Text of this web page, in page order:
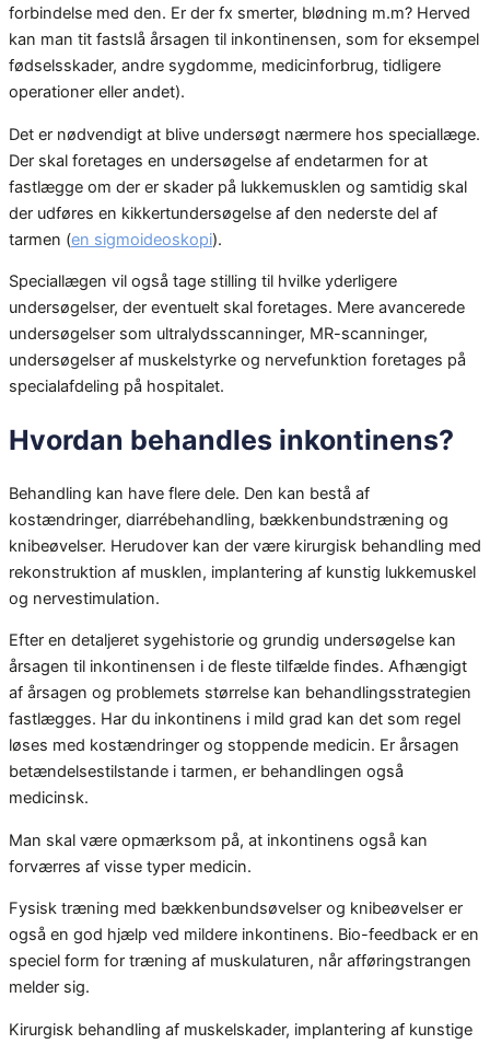
forbindelse med den. Er der fx smerter, blødning m.m? Herved
kan man tit fastslå årsagen til inkontinensen, som for eksempel
fødselsskader, andre sygdomme, medicinforbrug, tidligere
operationer eller andet).
Det er nødvendigt at blive undersøgt nærmere hos speciallæge.
Der skal foretages en undersøgelse af endetarmen for at
fastlægge om der er skader på lukkemusklen og samtidig skal
der udføres en kikkertundersøgelse af den nederste del af
tarmen (en sigmoideoskopi).
Speciallægen vil også tage stilling til hvilke yderligere
undersøgelser, der eventuelt skal foretages. Mere avancerede
undersøgelser som ultralydsscanninger, MR-scanninger,
undersøgelser af muskelstyrke og nervefunktion foretages på
specialafdeling på hospitalet.
Hvordan behandles inkontinens?
Behandling kan have flere dele. Den kan bestå af
kostændringer, diarrébehandling, bækkenbundstræning og
knibeøvelser. Herudover kan der være kirurgisk behandling med
rekonstruktion af musklen, implantering af kunstig lukkemuskel
og nervestimulation.
Efter en detaljeret sygehistorie og grundig undersøgelse kan
årsagen til inkontinensen i de fleste tilfælde findes. Afhængigt
af årsagen og problemets størrelse kan behandlingsstrategien
fastlægges. Har du inkontinens i mild grad kan det som regel
løses med kostændringer og stoppende medicin. Er årsagen
betændelsestilstande i tarmen, er behandlingen også
medicinsk.
Man skal være opmærksom på, at inkontinens også kan
forværres af visse typer medicin.
Fysisk træning med bækkenbundsøvelser og knibeøvelser er
også en god hjælp ved mildere inkontinens. Bio-feedback er en
speciel form for træning af muskulaturen, når afføringstrangen
melder sig.
Kirurgisk behandling af muskelskader, implantering af kunstige